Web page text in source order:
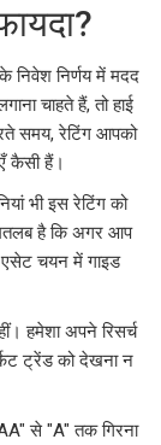
निर्णय में मदद
चाहते हैं, तो हाई
समय, रेटिंग आपको
कैसी हैं।
भी इस रेटिंग को
मतलब है कि अगर आप
चयन में गाइड
हमेशा अपने रिसर्च
ट्रेंड को देखना न
से "A" तक गिरना